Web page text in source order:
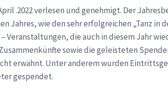
.2022 verlesen und genehmigt. Der
Jahres, wie den sehr erfolgreichen „Tanz in
Veranstaltungen, die auch in diesem Jahr
sowie die geleisteten
erwähnt. Unter anderem wurden
gespendet.